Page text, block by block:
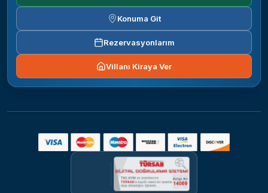
Konuma Git
Rezervasyonlarım
Villanı Kiraya Ver